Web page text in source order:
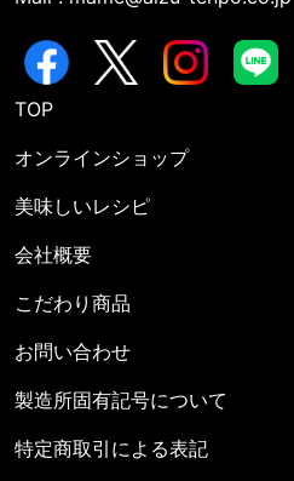
TOP
オンラインショップ
美味しいレシピ
会社概要
こだわり商品
お問い合わせ
製造所固有記号について
特定商取引による表記